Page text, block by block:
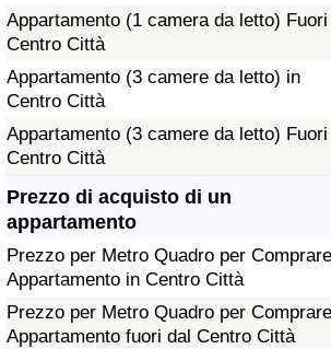
Appartamento (1 camera da letto) Fuori
Centro Città
Appartamento (3 camere da letto) in
Centro Città
Appartamento (3 camere da letto) Fuori
Centro Città
Prezzo di acquisto di un
appartamento
Prezzo per Metro Quadro per
Appartamento in Centro Città
Prezzo per Metro Quadro per
Appartamento fuori dal Centro Città